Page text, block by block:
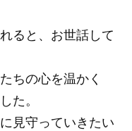
ると、お世話して
ちの心を温かく
た。
見守っていきたい